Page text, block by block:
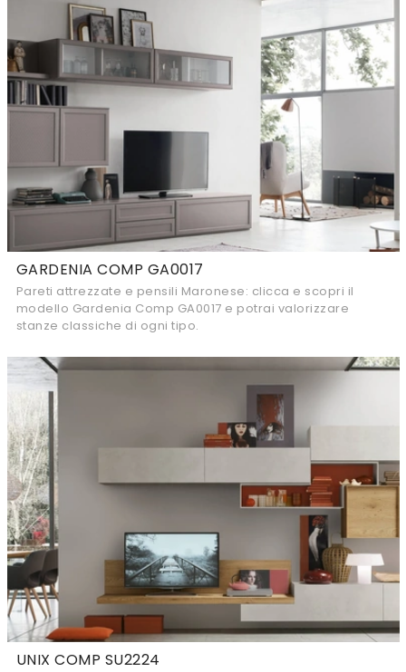
GARDENIA COMP GA0017
Pareti attrezzate e pensili Maronese: clicca e scopri il
modello Gardenia Comp GA0017 e potrai valorizzare
stanze classiche di ogni tipo.
UNIX COMP SU2224